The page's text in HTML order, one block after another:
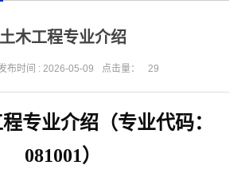
土木工程专业介绍
布时间 : 2026-05-09 点击量： 29
专业介绍（专业代码：
081001）